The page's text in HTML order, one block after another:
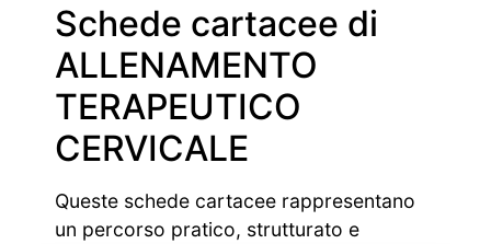
Schede cartacee di
ALLENAMENTO
TERAPEUTICO
CERVICALE
Queste schede cartacee rappresentano
un percorso pratico, strutturato e